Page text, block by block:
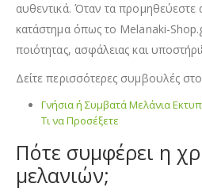
αυθεντικά. Όταν τα προμηθεύεστε
κατάστημα όπως το Melanaki-
ποιότητας, ασφάλειας και
Δείτε περισσότερες συμβουλές
Γνήσια ή Συμβατά Μελάνια
Τι να Προσέξετε
Πότε συμφέρει η
μελανιών;